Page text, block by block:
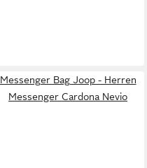
Messenger Bag Joop - Herren
Messenger Cardona Nevio